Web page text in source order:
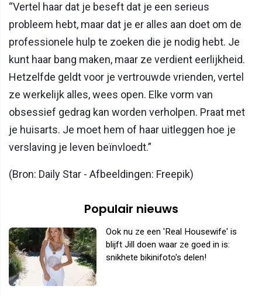
“Vertel haar dat je beseft dat je een serieus
probleem hebt, maar dat je er alles aan doet om de
professionele hulp te zoeken die je nodig hebt. Je
kunt haar bang maken, maar ze verdient eerlijkheid.
Hetzelfde geldt voor je vertrouwde vrienden, vertel
ze werkelijk alles, wees open. Elke vorm van
obsessief gedrag kan worden verholpen. Praat met
je huisarts. Je moet hem of haar uitleggen hoe je
verslaving je leven beïnvloedt.”
(Bron: Daily Star - Afbeeldingen: Freepik)
Populair nieuws
Ook nu ze een 'Real Housewife' is
blijft Jill doen waar ze goed in is:
snikhete bikinifoto's delen!